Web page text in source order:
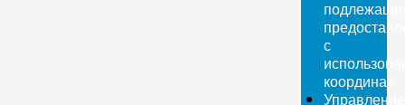
с
координат
Управление